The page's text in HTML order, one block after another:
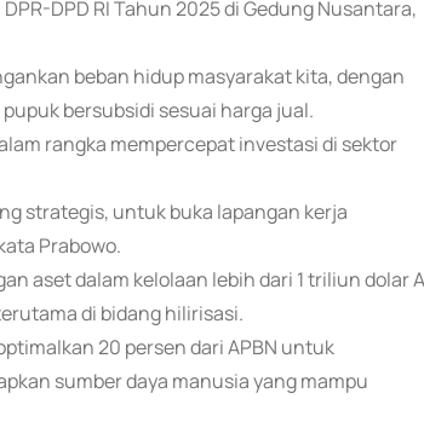
DPD RI Tahun 2025 di Gedung Nusantara,
beban hidup masyarakat kita, dengan
bersubsidi sesuai harga jual.
rangka mempercepat investasi di sektor
strategis, untuk buka lapangan kerja
Prabowo.
aset dalam kelolaan lebih dari 1 triliun dolar
di bidang hilirisasi.
20 persen dari APBN untuk
sumber daya manusia yang mampu